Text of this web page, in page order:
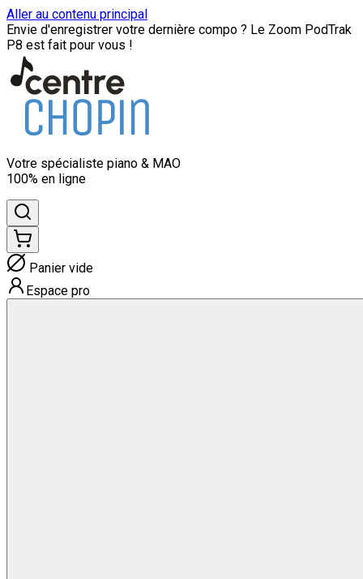
Aller au contenu principal
Envie d'enregistrer votre dernière compo ? Le Zoom PodTrak
P8 est fait pour vous !
Votre spécialiste piano & MAO
100% en ligne
Panier vide
Espace pro